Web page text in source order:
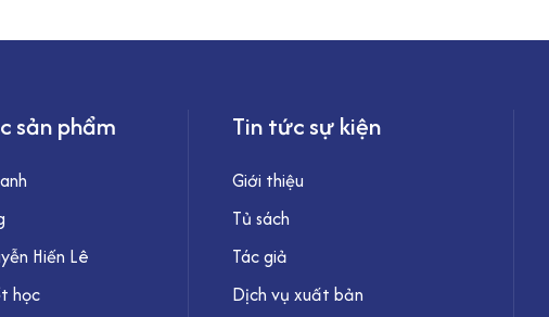
sản phẩm
Hiến Lê
học
Tin tức sự kiện
Giới thiệu
Tủ sách
Tác giả
Dịch vụ xuất bản